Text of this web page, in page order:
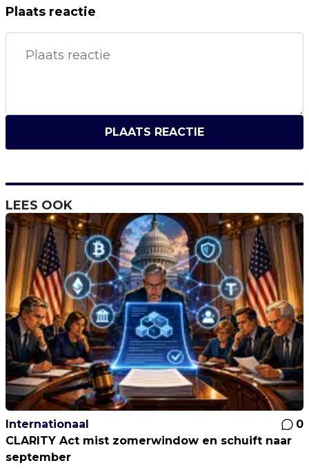
Plaats reactie
PLAATS REACTIE
LEES OOK
Internationaal
0
CLARITY Act mist zomerwindow en schuift naar
september